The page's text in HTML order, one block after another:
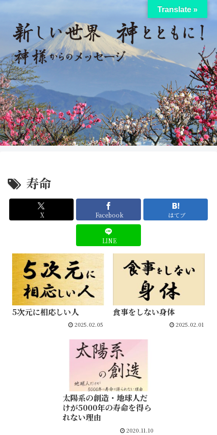
寿命
X Facebook はてブ
LINE
5次元に相応しい人
2025.02.05
食事をしない身体
2025.02.01
太陽系の創造・地球人だ
けが5000年の寿命を得ら
れない理由
2020.11.10
Translate »